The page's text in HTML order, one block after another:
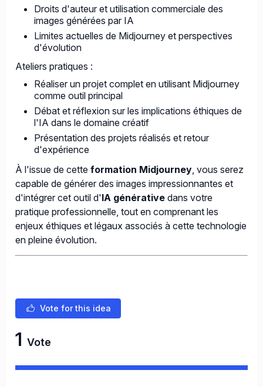
Droits d'auteur et utilisation commerciale des
images générées par IA
Limites actuelles de Midjourney et perspectives
d'évolution
Ateliers pratiques :
Réaliser un projet complet en utilisant Midjourney
comme outil principal
Débat et réflexion sur les implications éthiques de
l'IA dans le domaine créatif
Présentation des projets réalisés et retour
d'expérience
À l'issue de cette formation Midjourney, vous serez
capable de générer des images impressionnantes et
d'intégrer cet outil d'IA générative dans votre
pratique professionnelle, tout en comprenant les
enjeux éthiques et légaux associés à cette technologie
en pleine évolution.
Vote for this idea
1 Vote